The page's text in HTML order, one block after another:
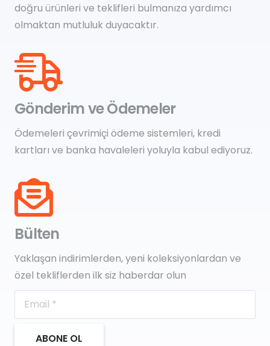
doğru ürünleri ve teklifleri bulmanıza yardımcı
olmaktan mutluluk duyacaktır.
Gönderim ve Ödemeler
Ödemeleri çevrimiçi ödeme sistemleri, kredi
kartları ve banka havaleleri yoluyla kabul ediyoruz.
Bülten
Yaklaşan indirimlerden, yeni koleksiyonlardan ve
özel tekliflerden ilk siz haberdar olun
ABONE OL